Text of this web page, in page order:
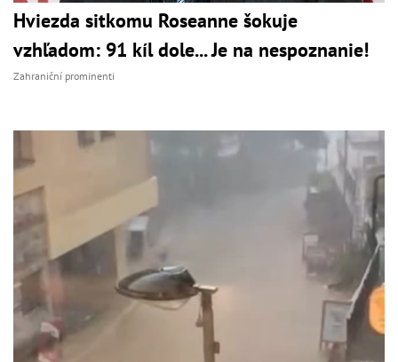
Hviezda sitkomu Roseanne šokuje
vzhľadom: 91 kíl dole... Je na nespoznanie!
Zahraniční prominenti